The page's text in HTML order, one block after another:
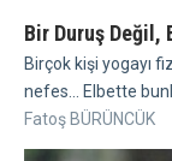
Bir Duruş Değil,
Birçok kişi yogayı
nefes... Elbette
Fatoş BÜRÜNCÜK